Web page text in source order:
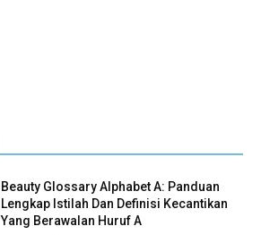
Beauty Glossary Alphabet A: Panduan
Lengkap Istilah Dan Definisi Kecantikan
Yang Berawalan Huruf A